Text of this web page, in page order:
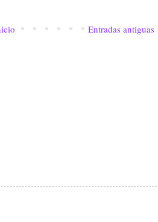
Entradas antiguas